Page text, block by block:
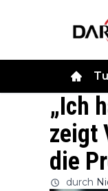
„Ich
zeigt
die
durch